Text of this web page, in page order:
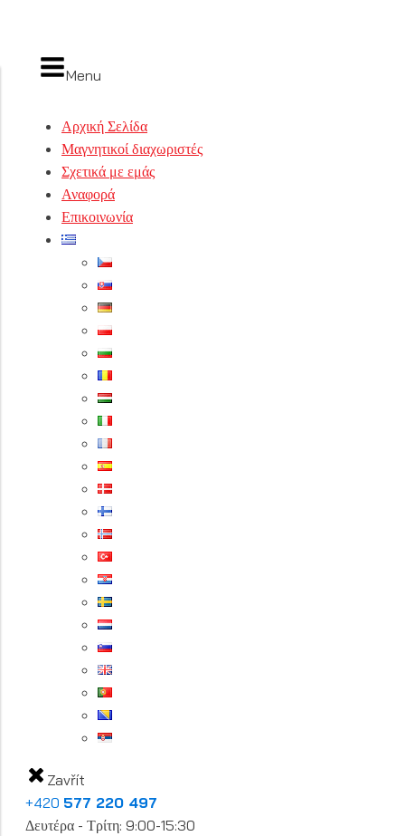
Menu
Αρχική Σελίδα
Μαγνητικοί διαχωριστές
Σχετικά με εμάς
Αναφορά
Επικοινωνία
Zavřít
+420 577 220 497
Δευτέρα - Τρίτη: 9:00-15:30